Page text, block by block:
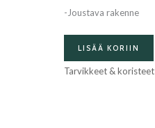
-Joustava rakenne
LISÄÄ KORIIN
Tarvikkeet & koristeet